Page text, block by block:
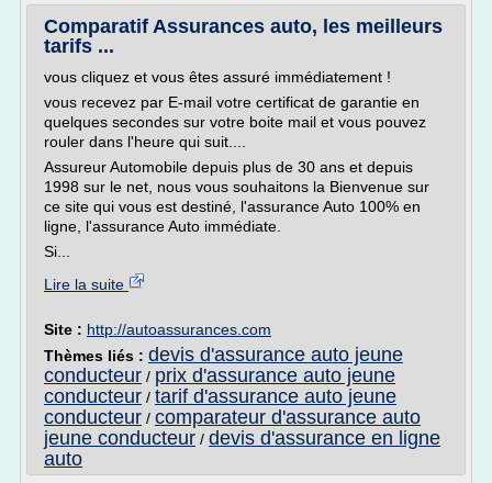
Comparatif Assurances auto, les meilleurs
tarifs ...
vous cliquez et vous êtes assuré immédiatement !
vous recevez par E-mail votre certificat de garantie en
quelques secondes sur votre boite mail et vous pouvez
rouler dans l'heure qui suit....
Assureur Automobile depuis plus de 30 ans et depuis
1998 sur le net, nous vous souhaitons la Bienvenue sur
ce site qui vous est destiné, l'assurance Auto 100% en
ligne, l'assurance Auto immédiate.
Si...
Lire la suite
Site : http://autoassurances.com
Thèmes liés : devis d'assurance auto jeune
conducteur / prix d'assurance auto jeune
conducteur / tarif d'assurance auto jeune
conducteur / comparateur d'assurance auto
jeune conducteur / devis d'assurance en ligne
auto